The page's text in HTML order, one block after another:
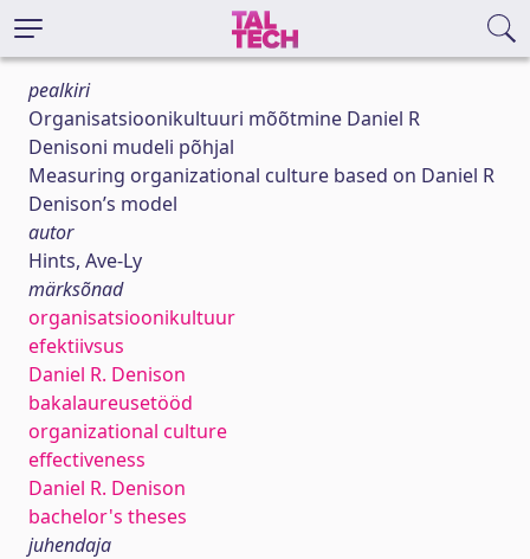
pealkiri
Organisatsioonikultuuri mõõtmine Daniel R
Denisoni mudeli põhjal
Measuring organizational culture based on Daniel R
Denison’s model
autor
Hints, Ave-Ly
märksõnad
organisatsioonikultuur
efektiivsus
Daniel R. Denison
bakalaureusetööd
organizational culture
effectiveness
Daniel R. Denison
bachelor's theses
juhendaja